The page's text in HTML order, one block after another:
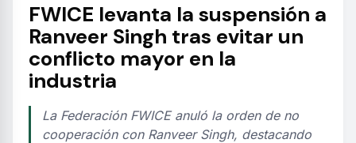
FWICE levanta la suspensión a
Ranveer Singh tras evitar un
conflicto mayor en la
industria
La Federación FWICE anuló la orden de no
cooperación con Ranveer Singh, destacando